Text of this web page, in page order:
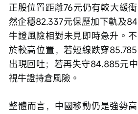
正股位置距離76元仍有較大緩
然企穩82.337元保歷加下軌及
牛證風險相對未見即時急升。
於較高位置，若短線跌穿
出現回吐；若再失守84.885元
視牛證持倉風險。
整體而言，中國移動仍是強勢